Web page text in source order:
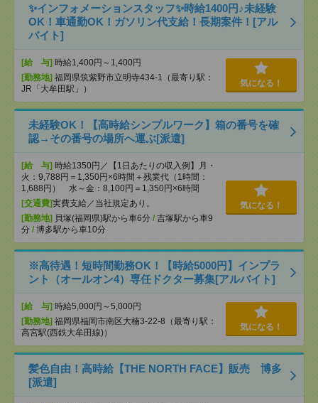
✨インフォメーションスタッフ✨時給1400円♪未経験
OK！車通勤OK！ガソリン代支給！長期案件！[アル
バイト]
[給 与] 時給1,400円～1,400円
[勤務地] 福岡県筑紫野市立明寺434-1（最寄り駅：
JR「大牟田駅」）
気になる！
未経験OK！【高時給シンプルワーク】箱の番号を確
認→その番号の場所へ運ぶ[派遣]
[給 与] 時給1350円／【1日あたりの収入例】月・
火：9,788円＝1,350円×6時間＋残業代（1時間：
1,688円） 水～金：8,100円＝1,350円×6時間
[交通費]実費支給／当社規定あり。
[勤務地] 貝塚(福岡県)駅から車6分 / 吉塚駅から車9
分 / 博多駅から車10分
気になる！
※高待遇！短時間勤務OK！【時給5000円】インプラ
ント（オールオン4）専任ドクター募集[アルバイト]
[給 与] 時給5,000円～5,000円
[勤務地] 福岡県福岡市南区大楠3-22-8（最寄り駅：
高宮駅(西鉄大牟田線)）
気になる！
髪色自由！高時給【THE NORTH FACE】販売 博多
[派遣]